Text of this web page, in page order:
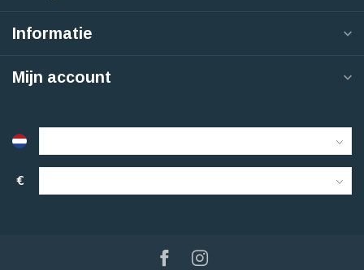
Informatie
Mijn account
€